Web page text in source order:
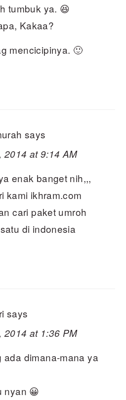
tumbuk ya. 😆
Kakaa?
mencicipinya. 🙂
says
2014 at 9:14 AM
enak banget nih,,,
kami ikhram.com
cari paket umroh
di indonesia
says
2014 at 1:36 PM
ada dimana-mana ya
nyan 😀